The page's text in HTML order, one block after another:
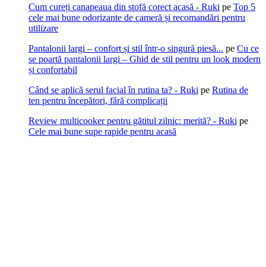
Cum cureți canapeaua din stofă corect acasă - Ruki pe Top 5
cele mai bune odorizante de cameră și recomandări pentru
utilizare
Pantalonii largi – confort și stil într-o singură piesă... pe Cu ce
se poartă pantalonii largi – Ghid de stil pentru un look modern
și confortabil
Când se aplică serul facial în rutina ta? - Ruki pe Rutina de
ten pentru începători, fără complicații
Review multicooker pentru gătitul zilnic: merită? - Ruki pe
Cele mai bune supe rapide pentru acasă